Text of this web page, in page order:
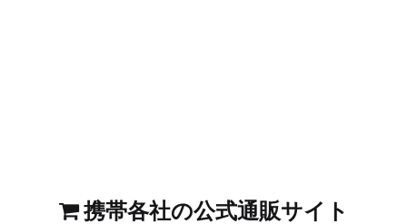
携帯各社の公式通販サイト